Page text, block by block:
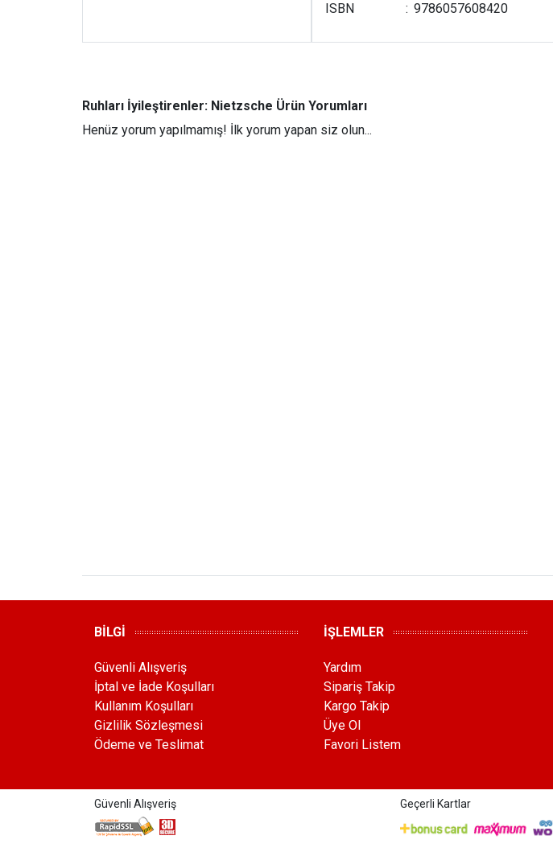
ISBN
: 9786057608420
Ruhları İyileştirenler: Nietzsche Ürün Yorumları
Henüz yorum yapılmamış! İlk yorum yapan siz olun...
BİLGİ
Güvenli Alışveriş
İptal ve İade Koşulları
Kullanım Koşulları
Gizlilik Sözleşmesi
Ödeme ve Teslimat
İŞLEMLER
Yardım
Sipariş Takip
Kargo Takip
Üye Ol
Favori Listem
Güvenli Alışveriş Geçerli Kartlar